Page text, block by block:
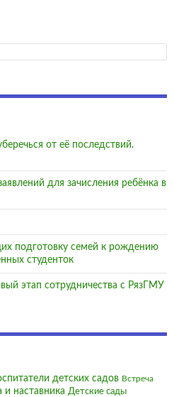
от её последствий.
для зачисления ребёнка в
подготовку семей к рождению
студенток
этап сотрудничества с РязГМУ
детских садов Встреча
и наставника Детские сады